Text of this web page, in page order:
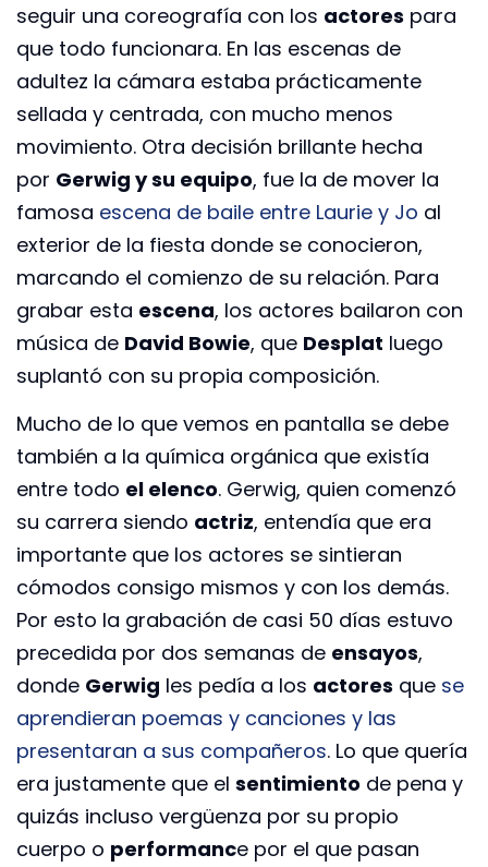
seguir una coreografía con los actores para
que todo funcionara. En las escenas de
adultez la cámara estaba prácticamente
sellada y centrada, con mucho menos
movimiento. Otra decisión brillante hecha
por Gerwig y su equipo, fue la de mover la
famosa escena de baile entre Laurie y Jo al
exterior de la fiesta donde se conocieron,
marcando el comienzo de su relación. Para
grabar esta escena, los actores bailaron con
música de David Bowie, que Desplat luego
suplantó con su propia composición.
Mucho de lo que vemos en pantalla se debe
también a la química orgánica que existía
entre todo el elenco. Gerwig, quien comenzó
su carrera siendo actriz, entendía que era
importante que los actores se sintieran
cómodos consigo mismos y con los demás.
Por esto la grabación de casi 50 días estuvo
precedida por dos semanas de ensayos,
donde Gerwig les pedía a los actores que se
aprendieran poemas y canciones y las
presentaran a sus compañeros. Lo que quería
era justamente que el sentimiento de pena y
quizás incluso vergüenza por su propio
cuerpo o performance por el que pasan